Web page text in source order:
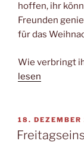
hoffen, ihr
Freunden
für das
Wie verbringt
lesen
AM
18.